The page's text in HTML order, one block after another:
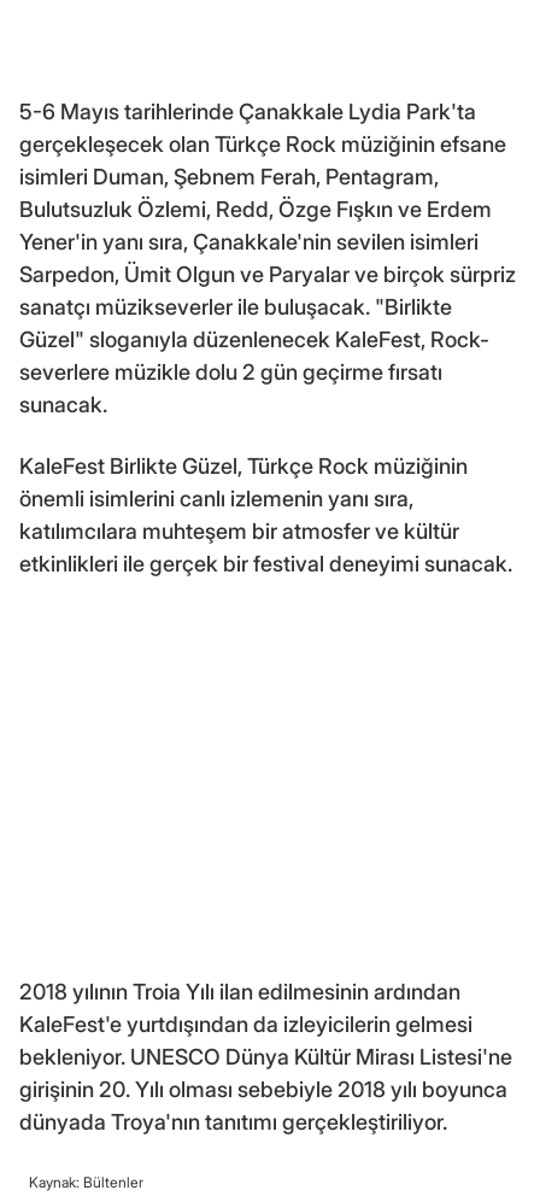
5-6 Mayıs tarihlerinde Çanakkale Lydia Park'ta
gerçekleşecek olan Türkçe Rock müziğinin efsane
isimleri Duman, Şebnem Ferah, Pentagram,
Bulutsuzluk Özlemi, Redd, Özge Fışkın ve Erdem
Yener'in yanı sıra, Çanakkale'nin sevilen isimleri
Sarpedon, Ümit Olgun ve Paryalar ve birçok sürpriz
sanatçı müzikseverler ile buluşacak. "Birlikte
Güzel" sloganıyla düzenlenecek KaleFest, Rock-
severlere müzikle dolu 2 gün geçirme fırsatı
sunacak.
KaleFest Birlikte Güzel, Türkçe Rock müziğinin
önemli isimlerini canlı izlemenin yanı sıra,
katılımcılara muhteşem bir atmosfer ve kültür
etkinlikleri ile gerçek bir festival deneyimi sunacak.
2018 yılının Troia Yılı ilan edilmesinin ardından
KaleFest'e yurtdışından da izleyicilerin gelmesi
bekleniyor. UNESCO Dünya Kültür Mirası Listesi'ne
girişinin 20. Yılı olması sebebiyle 2018 yılı boyunca
dünyada Troya'nın tanıtımı gerçekleştiriliyor.
Kaynak: Bültenler